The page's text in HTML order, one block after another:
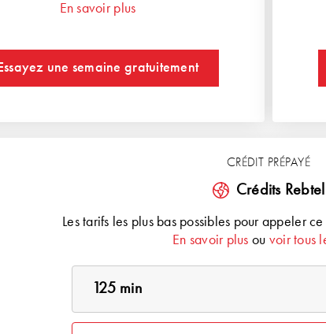
En savoir plus
Essayez une semaine gratuitement
CRÉDIT PRÉPAYÉ
Crédits Rebtel
Les tarifs les plus bas possibles pour appeler ce
En savoir plus ou voir tous
125 min